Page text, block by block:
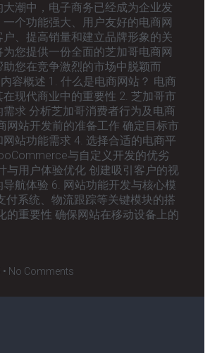
潮中，电子商务已经成为企业发
个功能强大、用户友好的电商网
、提高销量和建立品牌形象的关
您提供一份全面的芝加哥电商网
您在竞争激烈的市场中脱颖而
容概述 1. 什么是电商网站？ 电商
在现代商业中的重要性 2. 芝加哥市
求 分析芝加哥消费者行为及电商
网站开发前的准备工作 确定目标市
站功能需求 4. 选择合适的电商平
与自定义开发的优劣
与用户体验优化 创建吸引客户的视
航体验 6. 网站功能开发与核心模
付系统、物流跟踪等关键模块的搭
的重要性 确保网站在移动设备上的
No Comments